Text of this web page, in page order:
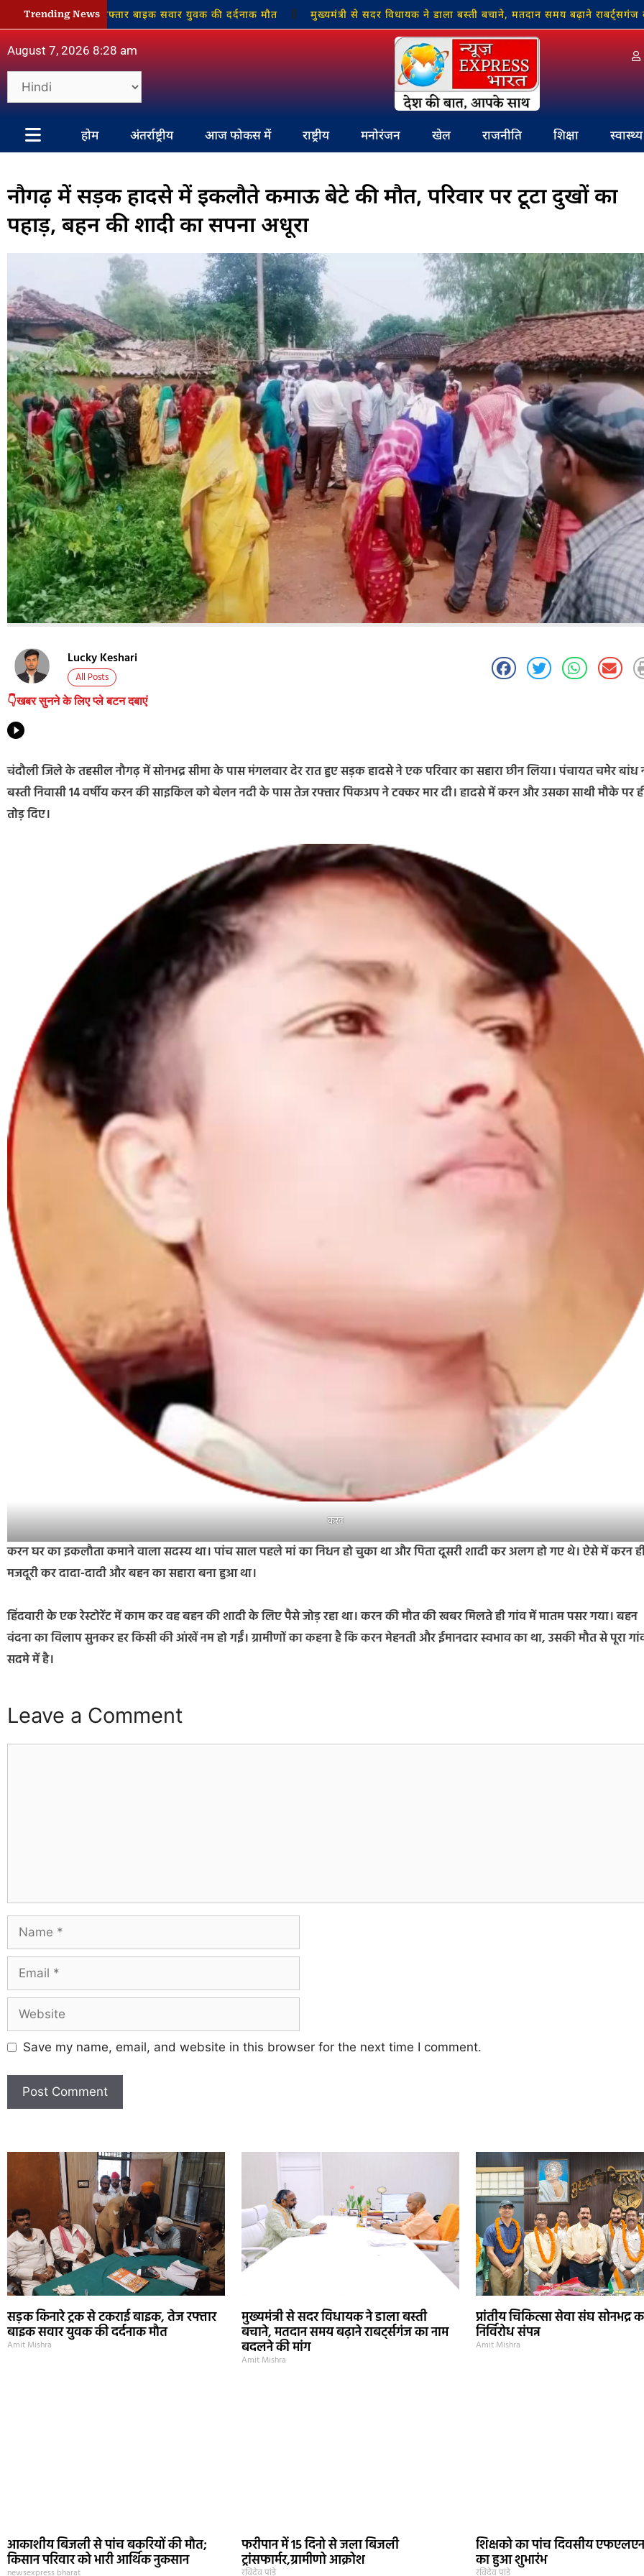
Trending News
बाइक, तेज रफ्तार बाइक सवार युवक की दर्दनाक मौत मुख्यमंत्री से सदर विधायक ने डाला बस्ती बचाने, मतदान समय बढ़ाने राबर्ट्सगंज का नाम
August 7, 2026 8:28 am
होम अंतर्राष्ट्रीय आज फोकस में राष्ट्रीय मनोरंजन खेल राजनीति शिक्षा स्वास्थ्य
नौगढ़ में सड़क हादसे में इकलौते कमाऊ बेटे की मौत, परिवार पर टूटा दुखों का
पहाड़, बहन की शादी का सपना अधूरा
Lucky Keshari
All Posts
👇खबर सुनने के लिए प्ले बटन दबाएं
चंदौली जिले के तहसील नौगढ़ में सोनभद्र सीमा के पास मंगलवार देर रात हुए सड़क हादसे ने एक परिवार का सहारा छीन लिया। पंचायत चमेर बांध
बस्ती निवासी 14 वर्षीय करन की साइकिल को बेलन नदी के पास तेज रफ्तार पिकअप ने टक्कर मार दी। हादसे में करन और उसका साथी मौके पर
तोड़ दिए।
करन
करन घर का इकलौता कमाने वाला सदस्य था। पांच साल पहले मां का निधन हो चुका था और पिता दूसरी शादी कर अलग हो गए थे। ऐसे में करन
मजदूरी कर दादा-दादी और बहन का सहारा बना हुआ था।
हिंदवारी के एक रेस्टोरेंट में काम कर वह बहन की शादी के लिए पैसे जोड़ रहा था। करन की मौत की खबर मिलते ही गांव में मातम पसर गया। बहन
वंदना का विलाप सुनकर हर किसी की आंखें नम हो गईं। ग्रामीणों का कहना है कि करन मेहनती और ईमानदार स्वभाव का था, उसकी मौत से पूरा
सदमे में है।
Leave a Comment
Save my name, email, and website in this browser for the next time I comment.
सड़क किनारे ट्रक से टकराई बाइक, तेज रफ्तार
बाइक सवार युवक की दर्दनाक मौत
Amit Mishra
मुख्यमंत्री से सदर विधायक ने डाला बस्ती
बचाने, मतदान समय बढ़ाने राबर्ट्सगंज का नाम
बदलने की मांग
Amit Mishra
प्रांतीय चिकित्सा सेवा संघ सोनभद्र
निर्विरोध संपन्न
Amit Mishra
आकाशीय बिजली से पांच बकरियों की मौत;
किसान परिवार को भारी आर्थिक नुकसान
newsexpress bharat
फरीपान में 15 दिनो से जला बिजली
ट्रांसफार्मर,ग्रामीणो आक्रोश
रविदेव पांडे
शिक्षको का पांच दिवसीय एफएलएन
का हुआ शुभारंभ
रविदेव पांडे